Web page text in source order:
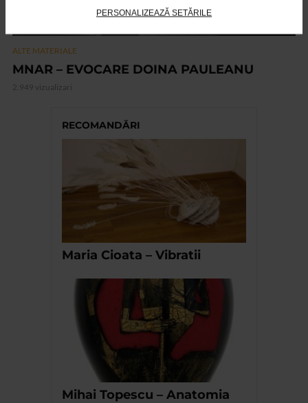
PERSONALIZEAZĂ SETĂRILE
ALTE MATERIALE
MNAR – EVOCARE DOINA PAULEANU
2.949 vizualizari
RECOMANDĂRI
Maria Cioata – Vibratii
Mihai Topescu – Anatomia